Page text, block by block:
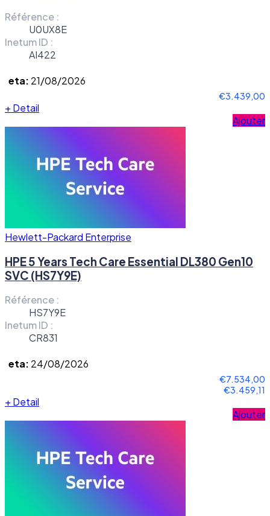
Référence :
U0UX8E
Inetum ID :
AI422
eta: 21/08/2026
€3.439,00
+ Detail
Ajouter
Hewlett-Packard Enterprise
HPE 5 Years Tech Care Essential DL380 Gen10
SVC (HS7Y9E)
Référence :
HS7Y9E
Inetum ID :
CR831
eta: 24/08/2026
€7.534,00
€3.459,11
+ Detail
Ajouter